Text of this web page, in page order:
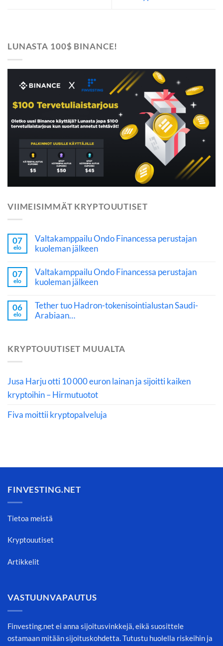
LUNASTA 100$ BINANCE!
VIIMEISIMMÄT KRYPTOUUTISET
07
elo
Valtakamppailu Ondo Financessa perustajan
kuoleman jälkeen
07
elo
Valtakamppailu Ondo Financessa perustajan
kuoleman jälkeen
06
elo
Tether tuo Hadron-tokenisointialustan Saudi-
Arabiaan…
KRYPTOUUTISET MUUALTA
Jusa Harju otti 10 000 euron lainan ja sijoitti kaiken
kryptoihin – Hirmutuotot
Fiva moittii kryptopalveluja
FINVESTING.NET
Tietoa meistä
Kryptouutiset
Artikkelit
VASTUUNVAPAUTUS
Finvesting.net ei anna sijoitusvinkkejä, eikä suosittele
ostamaan mitään sijoituskohdetta. Tutustu huolella riskeihin ja